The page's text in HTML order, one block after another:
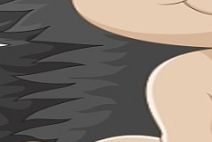
Kojenecké
Kojenecké bundy